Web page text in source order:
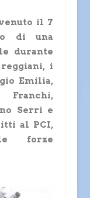
il 7
di una
durante
i
Emilia,
Franchi,
Serri e
al PCI,
forze